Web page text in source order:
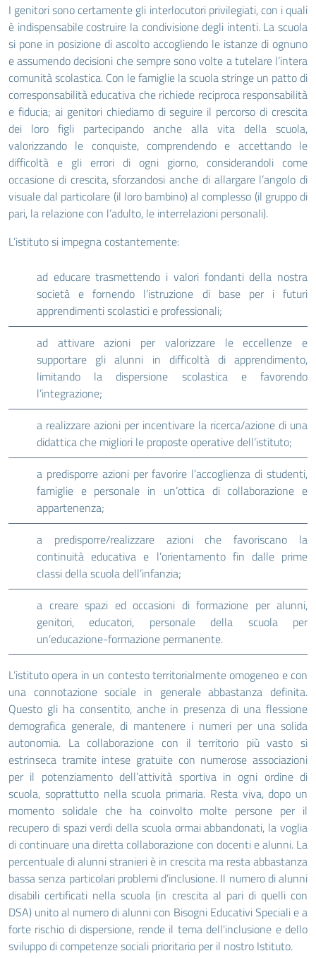
I genitori sono certamente gli interlocutori privilegiati, con i quali
è indispensabile costruire la condivisione degli intenti. La scuola
si pone in posizione di ascolto accogliendo le istanze di ognuno
e assumendo decisioni che sempre sono volte a tutelare l’intera
comunità scolastica. Con le famiglie la scuola stringe un patto di
corresponsabilità educativa che richiede reciproca responsabilità
e fiducia; ai genitori chiediamo di seguire il percorso di crescita
dei loro figli partecipando anche alla vita della scuola,
valorizzando le conquiste, comprendendo e accettando le
difficoltà e gli errori di ogni giorno, considerandoli come
occasione di crescita, sforzandosi anche di allargare l’angolo di
visuale dal particolare (il loro bambino) al complesso (il gruppo di
pari, la relazione con l’adulto, le interrelazioni personali).
L’istituto si impegna costantemente:
ad educare trasmettendo i valori fondanti della nostra
società e fornendo l’istruzione di base per i futuri
apprendimenti scolastici e professionali;
ad attivare azioni per valorizzare le eccellenze e
supportare gli alunni in difficoltà di apprendimento,
limitando la dispersione scolastica e favorendo
l’integrazione;
a realizzare azioni per incentivare la ricerca/azione di una
didattica che migliori le proposte operative dell’istituto;
a predisporre azioni per favorire l’accoglienza di studenti,
famiglie e personale in un’ottica di collaborazione e
appartenenza;
a predisporre/realizzare azioni che favoriscano la
continuità educativa e l’orientamento fin dalle prime
classi della scuola dell’infanzia;
a creare spazi ed occasioni di formazione per alunni,
genitori, educatori, personale della scuola per
un’educazione-formazione permanente.
L’istituto opera in un contesto territorialmente omogeneo e con
una connotazione sociale in generale abbastanza definita.
Questo gli ha consentito, anche in presenza di una flessione
demografica generale, di mantenere i numeri per una solida
autonomia. La collaborazione con il territorio più vasto si
estrinseca tramite intese gratuite con numerose associazioni
per il potenziamento dell’attività sportiva in ogni ordine di
scuola, soprattutto nella scuola primaria. Resta viva, dopo un
momento solidale che ha coinvolto molte persone per il
recupero di spazi verdi della scuola ormai abbandonati, la voglia
di continuare una diretta collaborazione con docenti e alunni. La
percentuale di alunni stranieri è in crescita ma resta abbastanza
bassa senza particolari problemi d’inclusione. Il numero di alunni
disabili certificati nella scuola (in crescita al pari di quelli con
DSA) unito al numero di alunni con Bisogni Educativi Speciali e a
forte rischio di dispersione, rende il tema dell'inclusione e dello
sviluppo di competenze sociali prioritario per il nostro Istituto.